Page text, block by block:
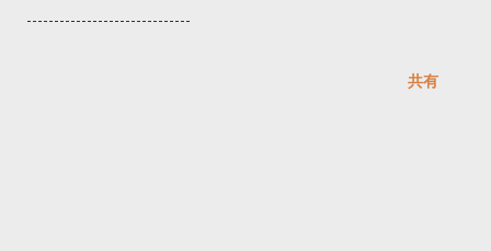
------------------------------
共有